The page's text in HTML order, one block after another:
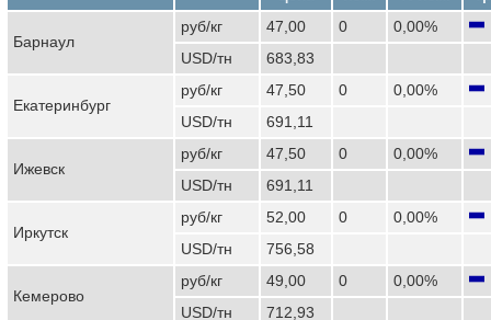
Барнаул
руб/кг 47,00 0
0,00%
USD/тн
683,83
Екатеринбург
руб/кг 47,50 0
0,00%
USD/тн
691,11
Ижевск
руб/кг 47,50 0
0,00%
USD/тн
691,11
Иркутск
руб/кг 52,00 0
0,00%
USD/тн
756,58
Кемерово
руб/кг 49,00 0
0,00%
USD/тн
712,93